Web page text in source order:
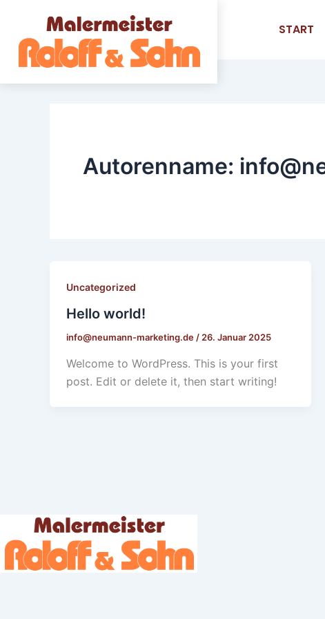
springen
START
Autorenname:
Uncategorized
Hello world!
info@neumann-marketing.de / 26. Januar 2025
Welcome to WordPress. This is your first
post. Edit or delete it, then start writing!